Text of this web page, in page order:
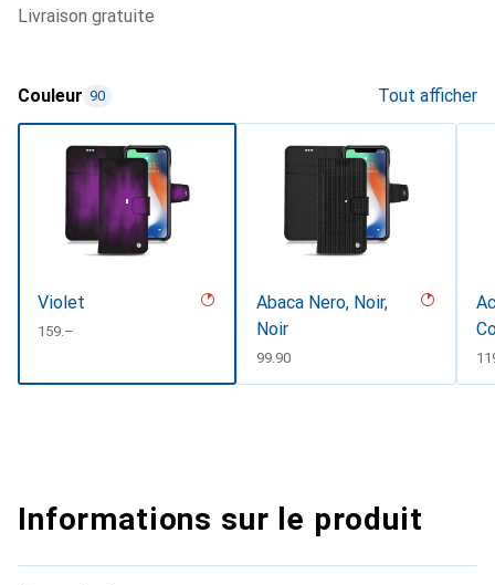
livraison gratuite
Couleur 90 Tout afficher
Violet
CHF
159.–
Abaca Nero, Noir,
Noir
CHF
99.90
Informations sur le produit